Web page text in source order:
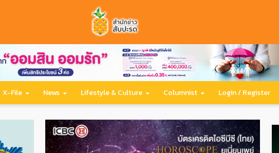
X-File News Lifestyle & Culture Columnist Login / Register